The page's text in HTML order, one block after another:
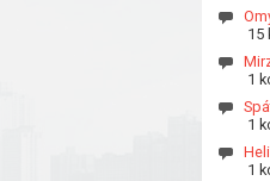
15
1
1
1